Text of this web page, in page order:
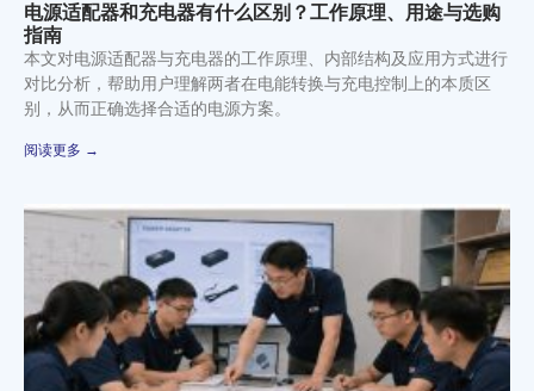
电源适配器和充电器有什么区别？工作原理、用途与选购
指南
本文对电源适配器与充电器的工作原理、内部结构及应用方式进行
对比分析，帮助用户理解两者在电能转换与充电控制上的本质区
别，从而正确选择合适的电源方案。
阅读更多 →